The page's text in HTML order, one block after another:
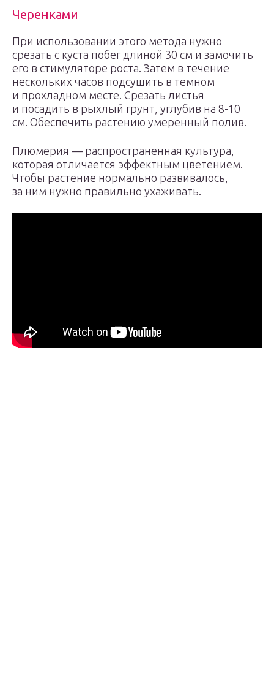
Черенками
При использовании этого метода нужно
срезать с куста побег длиной 30 см и замочить
его в стимуляторе роста. Затем в течение
нескольких часов подсушить в темном
и прохладном месте. Срезать листья
и посадить в рыхлый грунт, углубив на 8-10
см. Обеспечить растению умеренный полив.
Плюмерия — распространенная культура,
которая отличается эффектным цветением.
Чтобы растение нормально развивалось,
за ним нужно правильно ухаживать.